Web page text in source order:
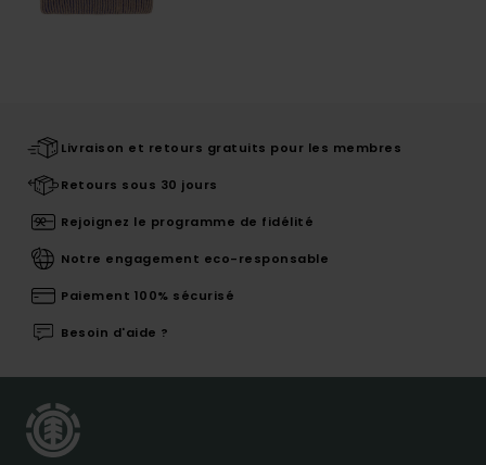
Livraison et retours gratuits pour les membres
Retours sous 30 jours
Rejoignez le programme de fidélité
Notre engagement eco-responsable
Paiement 100% sécurisé
Besoin d'aide ?